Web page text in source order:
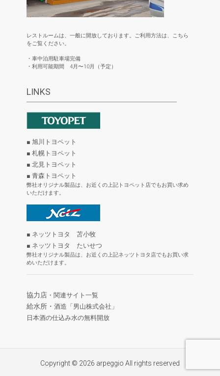
レストルームは、一般に開放しております。ご利用方法は、こちら
をご覧ください。
・車中泊用駐車場完備
・利用可能期間 4月〜10月（予定）
LINKS
■ 旭川トヨペット
■ 札幌トヨペット
■ 北見トヨペット
■ 青森トヨペット
弊社オリジナル製品は、お近くの上記トヨペット店でもお買い求め
いただけます。
■ ネッツトヨタ 苫小牧
■ ネッツトヨタ たいせつ
弊社オリジナル製品は、お近くの上記ネッツトヨタ店でもお買い求
めいただけます。
協力店 ・関連サイト一覧
給水所・ 酒造「男山株式会社」
日本酒の仕込み水の無料開放
Copyright © 2026 arpeggio All rights reserved